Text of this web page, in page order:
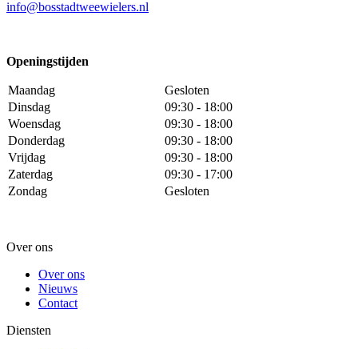
info@bosstadtweewielers.nl
Openingstijden
Maandag
Gesloten
Dinsdag
09:30 - 18:00
Woensdag
09:30 - 18:00
Donderdag
09:30 - 18:00
Vrijdag
09:30 - 18:00
Zaterdag
09:30 - 17:00
Zondag
Gesloten
Over ons
Over ons
Nieuws
Contact
Diensten